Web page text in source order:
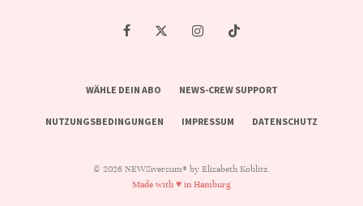
WÄHLE DEIN ABO NEWS-CREW SUPPORT
NUTZUNGSBEDINGUNGEN IMPRESSUM DATENSCHUTZ
© 2026 NEWSiversum® by Elisabeth Koblitz.
Made with ♥ in Hamburg